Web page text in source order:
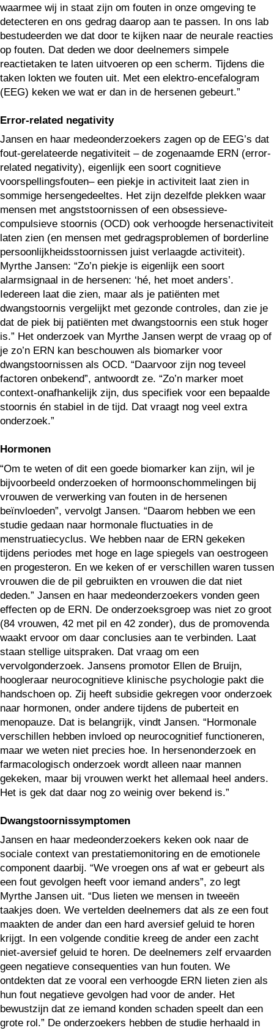
waarmee wij in staat zijn om fouten in onze omgeving te
detecteren en ons gedrag daarop aan te passen. In ons lab
bestudeerden we dat door te kijken naar de neurale reacties
op fouten. Dat deden we door deelnemers simpele
reactietaken te laten uitvoeren op een scherm. Tijdens die
taken lokten we fouten uit. Met een elektro-encefalogram
(EEG) keken we wat er dan in de hersenen gebeurt.”
Error-related negativity
Jansen en haar medeonderzoekers zagen op de EEG’s dat
fout-gerelateerde negativiteit – de zogenaamde ERN (error-
related negativity), eigenlijk een soort cognitieve
voorspellingsfouten– een piekje in activiteit laat zien in
sommige hersengedeeltes. Het zijn dezelfde plekken waar
mensen met angststoornissen of een obsessieve-
compulsieve stoornis (OCD) ook verhoogde hersenactiviteit
laten zien (en mensen met gedragsproblemen of borderline
persoonlijkheidsstoornissen juist verlaagde activiteit).
Myrthe Jansen: “Zo’n piekje is eigenlijk een soort
alarmsignaal in de hersenen: ‘hé, het moet anders’.
Iedereen laat die zien, maar als je patiënten met
dwangstoornis vergelijkt met gezonde controles, dan zie je
dat de piek bij patiënten met dwangstoornis een stuk hoger
is.” Het onderzoek van Myrthe Jansen werpt de vraag op of
je zo’n ERN kan beschouwen als biomarker voor
dwangstoornissen als OCD. “Daarvoor zijn nog teveel
factoren onbekend”, antwoordt ze. “Zo’n marker moet
context-onafhankelijk zijn, dus specifiek voor een bepaalde
stoornis én stabiel in de tijd. Dat vraagt nog veel extra
onderzoek.”
Hormonen
“Om te weten of dit een goede biomarker kan zijn, wil je
bijvoorbeeld onderzoeken of hormoonschommelingen bij
vrouwen de verwerking van fouten in de hersenen
beïnvloeden”, vervolgt Jansen. “Daarom hebben we een
studie gedaan naar hormonale fluctuaties in de
menstruatiecyclus. We hebben naar de ERN gekeken
tijdens periodes met hoge en lage spiegels van oestrogeen
en progesteron. En we keken of er verschillen waren tussen
vrouwen die de pil gebruikten en vrouwen die dat niet
deden.” Jansen en haar medeonderzoekers vonden geen
effecten op de ERN. De onderzoeksgroep was niet zo groot
(84 vrouwen, 42 met pil en 42 zonder), dus de promovenda
waakt ervoor om daar conclusies aan te verbinden. Laat
staan stellige uitspraken. Dat vraag om een
vervolgonderzoek. Jansens promotor Ellen de Bruijn,
hoogleraar neurocognitieve klinische psychologie pakt die
handschoen op. Zij heeft subsidie gekregen voor onderzoek
naar hormonen, onder andere tijdens de puberteit en
menopauze. Dat is belangrijk, vindt Jansen. “Hormonale
verschillen hebben invloed op neurocognitief functioneren,
maar we weten niet precies hoe. In hersenonderzoek en
farmacologisch onderzoek wordt alleen naar mannen
gekeken, maar bij vrouwen werkt het allemaal heel anders.
Het is gek dat daar nog zo weinig over bekend is.”
Dwangstoornissymptomen
Jansen en haar medeonderzoekers keken ook naar de
sociale context van prestatiemonitoring en de emotionele
component daarbij. “We vroegen ons af wat er gebeurt als
een fout gevolgen heeft voor iemand anders”, zo legt
Myrthe Jansen uit. “Dus lieten we mensen in tweeën
taakjes doen. We vertelden deelnemers dat als ze een fout
maakten de ander dan een hard aversief geluid te horen
krijgt. In een volgende conditie kreeg de ander een zacht
niet-aversief geluid te horen. De deelnemers zelf ervaarden
geen negatieve consequenties van hun fouten. We
ontdekten dat ze vooral een verhoogde ERN lieten zien als
hun fout negatieve gevolgen had voor de ander. Het
bewustzijn dat ze iemand konden schaden speelt dan een
grote rol.” De onderzoekers hebben de studie herhaald in